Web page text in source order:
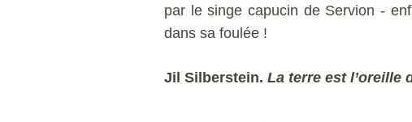
par le singe capucin de Servion -
dans sa foulée !
Jil Silberstein. La terre est l’oreille